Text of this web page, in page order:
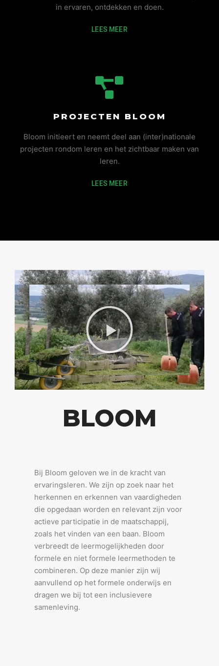
in ervaren, ontdekken en doen.
LEES MEER
PROJECTEN BLOOM
Bloom initieert en neemt deel aan (inter)nationale
projecten rondom leren en het zichtbaar maken van
leren.
LEES MEER
BLOOM
Bij Bloom geloven we in de kracht van
ervaringsleren. We zijn op zoek naar het
herkennen en erkennen van vaardigheden
die opgedaan worden en relevant zijn voor
actieve participatie in de maatschappij,
zoals het vinden van een baan. Bloom
verbreedt de leermogelijkheden door
formele en niet formele leermethoden te
combineren. Op deze manier zijn wij
aanvullend op het formele onderwijs en
dragen we bij tot een inclusievere
samenleving.